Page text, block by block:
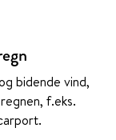
bidende vind,
f.eks.